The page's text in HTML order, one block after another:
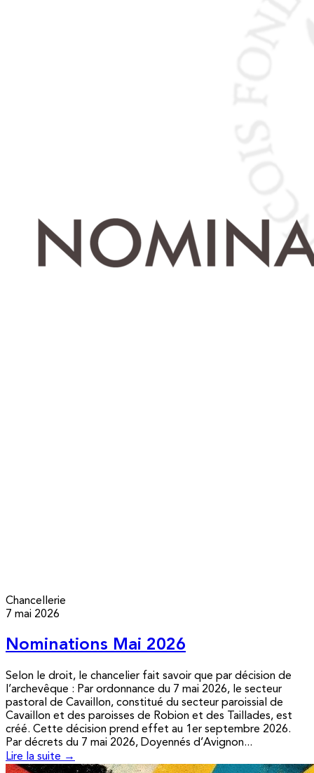
Chancellerie
7 mai 2026
Nominations Mai 2026
Selon le droit, le chancelier fait savoir que par décision de
l’archevêque : Par ordonnance du 7 mai 2026, le secteur
pastoral de Cavaillon, constitué du secteur paroissial de
Cavaillon et des paroisses de Robion et des Taillades, est
créé. Cette décision prend effet au 1er septembre 2026.
Par décrets du 7 mai 2026, Doyennés d’Avignon...
Lire la suite →